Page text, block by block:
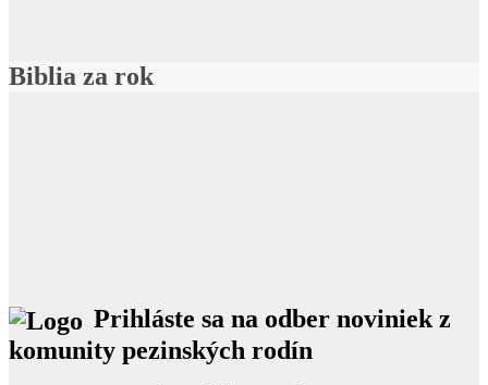
Biblia za rok
Prihláste sa na odber noviniek z
komunity pezinských rodín